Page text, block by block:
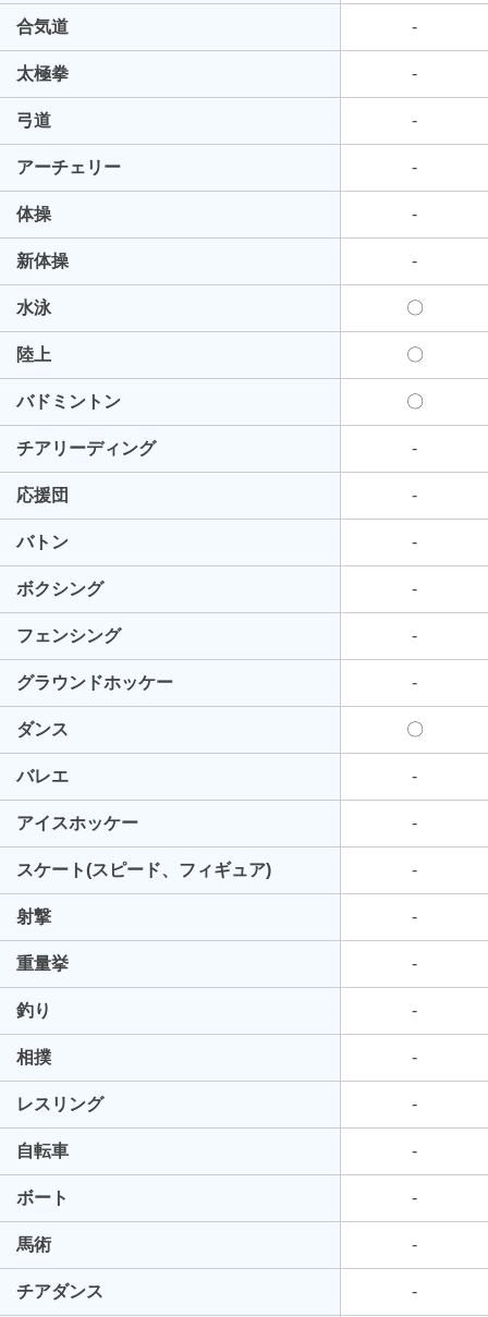
合気道 -
太極拳 -
弓道 -
アーチェリー -
体操 -
新体操 -
水泳 〇
陸上 〇
バドミントン 〇
チアリーディング -
応援団 -
バトン -
ボクシング -
フェンシング -
グラウンドホッケー -
ダンス 〇
バレエ -
アイスホッケー -
スケート(スピード、フィギュア) -
射撃 -
重量挙 -
釣り -
相撲 -
レスリング -
自転車 -
ボート -
馬術 -
チアダンス -